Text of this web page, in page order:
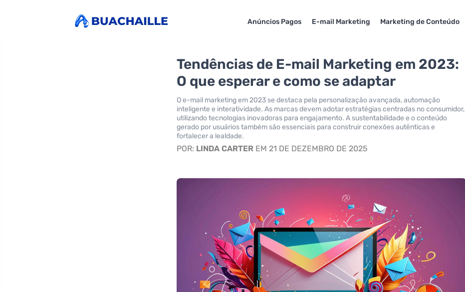
Anúncios Pagos E-mail Marketing Marketing de Conteúdo
Tendências de E-mail Marketing em 2023:
O que esperar e como se adaptar
O e-mail marketing em 2023 se destaca pela personalização avançada, automação
inteligente e interatividade. As marcas devem adotar estratégias centradas no consumidor,
utilizando tecnologias inovadoras para engajamento. A sustentabilidade e o conteúdo
gerado por usuários também são essenciais para construir conexões autênticas e
fortalecer a lealdade.
POR: LINDA CARTER EM 21 DE DEZEMBRO DE 2025